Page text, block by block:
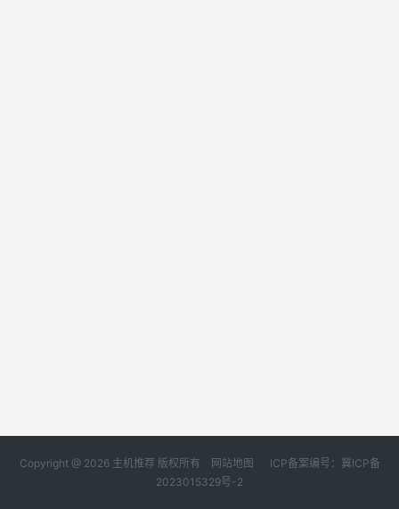
Copyright @ 2026 主机推荐 版权所有 网站地图
ICP备案编号：冀ICP备
2023015329号-2